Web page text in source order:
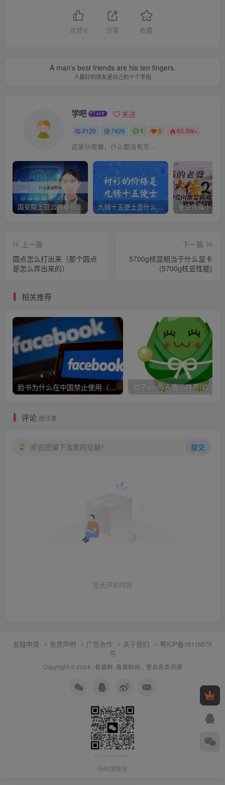
点赞 6 分享 收藏
A man's best friends are his ten fingers.
人最好的朋友是自己的十个手指
学吧 关注
2120 7426 1 5 63.3W+
这家伙很懒，什么都没有写...
国安局上班公开身份是什么（国安身份对家人保密吗） 九磅十五便士是什么意思（九磅十五便士是什么梗）
上一篇
圆点怎么打出来（那个圆点
是怎么弄出来的）
下一篇
5700g核显相当于什么显卡
(5700g核显性能)
相关推荐
脸书为什么在中国禁止使用（脸书不能在中国使用的原因）
评论 抢沙发
欢迎您留下宝贵的见解！ 提交
暂无评论内容
友链申请 免责声明 广告合作 关于我们
粤ICP备16116575
号
Copyright © 2024 · 看最鲜 ·看最鲜网，整合各类资源
扫码加微信